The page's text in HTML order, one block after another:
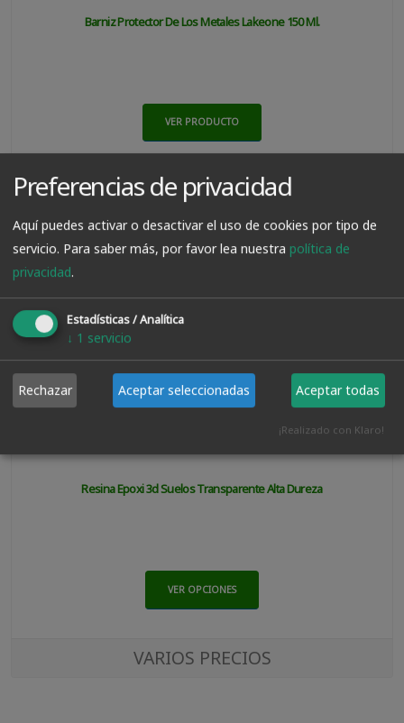
Barniz Protector De Los Metales Lakeone 150 Ml.
VER PRODUCTO
12.95€
Resina Epoxi 3d Suelos Transparente Alta Dureza
VER OPCIONES
VARIOS PRECIOS
Preferencias de privacidad
Aquí puedes activar o desactivar el uso de cookies por tipo de
servicio. Para saber más, por favor lea nuestra política de
privacidad.
Estadísticas / Analítica
↓ 1 servicio
Rechazar Aceptar seleccionadas Aceptar todas
¡Realizado con Klaro!